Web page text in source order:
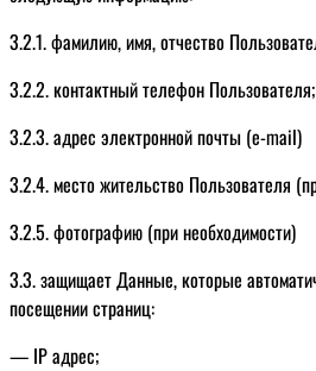
3.2.1. фамилию, имя, отчество
3.2.2. контактный телефон Пользователя;
3.2.3. адрес электронной почты (e-mail)
3.2.4. место жительство Пользователя
3.2.5. фотографию (при необходимости)
3.3. защищает Данные, которые
посещении страниц:
— IP адрес;